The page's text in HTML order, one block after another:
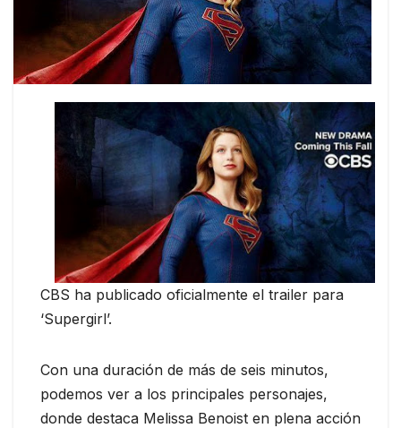
CBS ha publicado oficialmente el trailer para
‘Supergirl’.
Con una duración de más de seis minutos,
podemos ver a los principales personajes,
donde destaca Melissa Benoist en plena acción